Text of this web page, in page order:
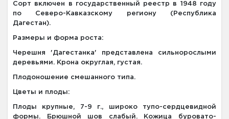
Сорт включен в государственный реестр в 1948 году
по Северо-Кавказскому региону (Республика
Дагестан).
Размеры и форма роста:
Черешня 'Дагестанка' представлена сильнорослыми
деревьями. Крона округлая, густая.
Плодоношение смешанного типа.
Цветы и плоды:
Плоды крупные, 7-9 г., широко тупо-сердцевидной
формы. Брюшной шов слабый. Кожица буровато-